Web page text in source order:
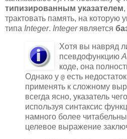
типизированным указателем
трактовать память, на которую
типа Integer. Integerявляется
Хотя вы навряд
псевдофункцию
коде, она
Однако у @ есть
применять к сложному
всегда ясно, указатель
используя синтаксис
намного более
целевое выражение